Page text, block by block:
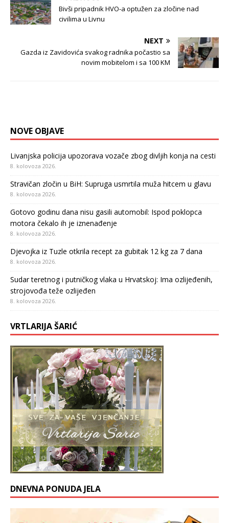
Bivši pripadnik HVO-a optužen za zločine nad
civilima u Livnu
NEXT
Gazda iz Zavidovića svakog radnika počastio sa
novim mobitelom i sa 100 KM
NOVE OBJAVE
Livanjska policija upozorava vozače zbog divljih konja na cesti
8. kolovoza 2026.
Stravičan zločin u BiH: Supruga usmrtila muža hitcem u glavu
8. kolovoza 2026.
Gotovo godinu dana nisu gasili automobil: Ispod poklopca
motora čekalo ih je iznenađenje
8. kolovoza 2026.
Djevojka iz Tuzle otkrila recept za gubitak 12 kg za 7 dana
8. kolovoza 2026.
Sudar teretnog i putničkog vlaka u Hrvatskoj: Ima ozlijeđenih,
strojovođa teže ozlijeđen
8. kolovoza 2026.
VRTLARIJA ŠARIĆ
DNEVNA PONUDA JELA